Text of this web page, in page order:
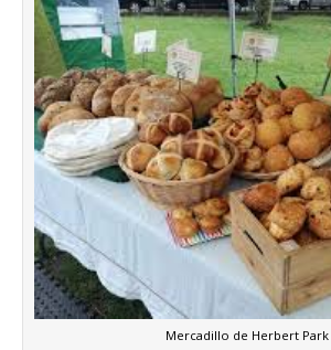
Mercadillo de Herbert Park